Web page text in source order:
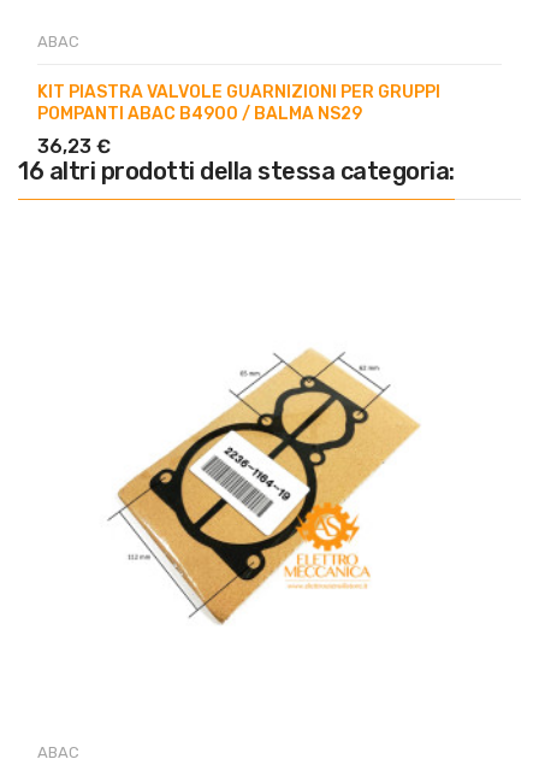
ABAC
KIT PIASTRA VALVOLE GUARNIZIONI PER GRUPPI
POMPANTI ABAC B4900 / BALMA NS29
36,23 €
16 altri prodotti della stessa categoria:
ABAC